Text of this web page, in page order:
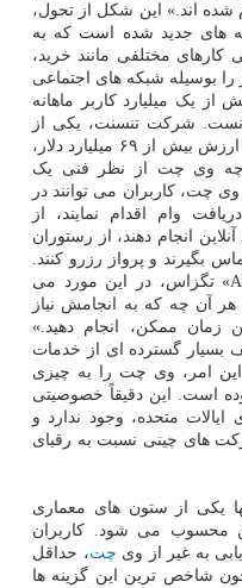
شده اند.» این شکل از تحول،
های جدید شده است که به
کارهای مختلفی مانند خرید،
را بوسیله شبکه های اجتماعی
یک میلیارد کاربر ماهانه
شرکت تنسنت، یکی از
بزرگترین شرکت های فناوری چین، با ارزش بیش از ۶۹ میلیارد دلار،
وی چت از نظر فنی یک
چت، کاربران می توانند در
وام اقدام نمایند، از
انجام دهند، از رستوران
بگیرند و پرواز رزرو کنند.
کارا والیس، پروفسور دانشگاه «A&M» تگزاس، در این مورد می
آن چه که به انجامش نیاز
زمان ممکن، انجام دهید.»
بسیار گسترده ای از خدمات
امر، وی چت را به چیزی
است. این دقیقاً خصوصیتی
متحده، وجود ندارد و
های چینی نسبت به رقبای
یکی از ستون های معماری
محسوب می شود. کاربران
به غیر از وی چت، حداقل
شاخص ترین این گزینه ها